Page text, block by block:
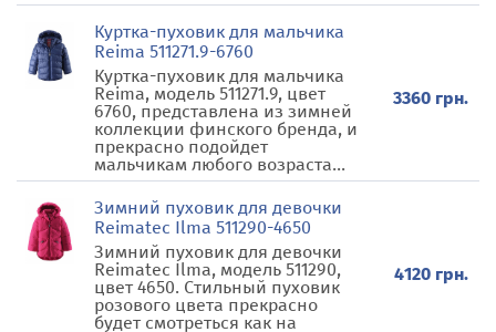
Куртка-пуховик для мальчика
Reima 511271.9-6760
Куртка-пуховик для мальчика
Reima, модель 511271.9, цвет
6760, представлена из зимней
коллекции финского бренда, и
прекрасно подойдет
мальчикам любого возраста...
3360 грн.
Зимний пуховик для девочки
Reimatec Ilma 511290-4650
Зимний пуховик для девочки
Reimatec Ilma, модель 511290,
цвет 4650. Стильный пуховик
розового цвета прекрасно
будет смотреться как на
4120 грн.